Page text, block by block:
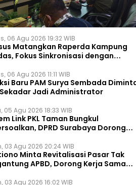
06 Agu 2026 19:32 WIB
Matangkan Raperda Kampung
Fokus Sinkronisasi dengan
06 Agu 2026 11:11 WIB
Baru PAM Surya Sembada
Jadi Administrator
05 Agu 2026 18:33 WIB
Link PKL Taman Bungkul
DPRD Surabaya Dorong
03 Agu 2026 20:24 WIB
Minta Revitalisasi Pasar Tak
APBD, Dorong Kerja Sama
03 Agu 2026 16:02 WIB